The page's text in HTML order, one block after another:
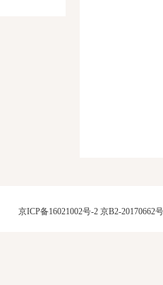
京ICP备16021002号-2京B2-20170662